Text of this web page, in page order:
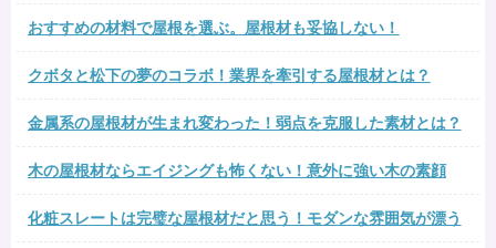
おすすめの材料で屋根を選ぶ。屋根材も妥協しない！
クボタと松下の夢のコラボ！業界を牽引する屋根材とは？
金属系の屋根材が生まれ変わった！弱点を克服した素材とは？
木の屋根材ならエイジングも怖くない！意外に強い木の素顔
化粧スレートは完璧な屋根材だと思う！モダンな雰囲気が漂う